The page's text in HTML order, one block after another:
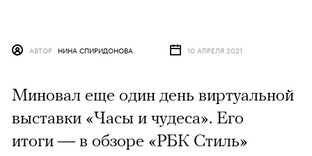
АВТОР НИНА СПИРИДОНОВА 10 АПРЕЛЯ 2021
Миновал еще один день виртуальной
выставки «Часы и чудеса». Его
итоги — в обзоре «РБК Стиль»